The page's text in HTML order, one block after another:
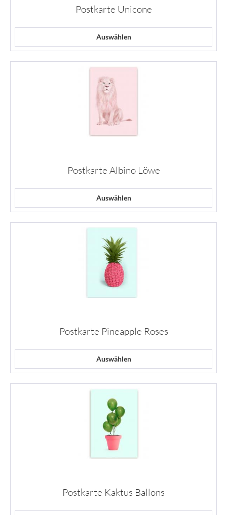
Postkarte Unicone
Auswählen
Postkarte Albino Löwe
Auswählen
Postkarte Pineapple Roses
Auswählen
Postkarte Kaktus Ballons